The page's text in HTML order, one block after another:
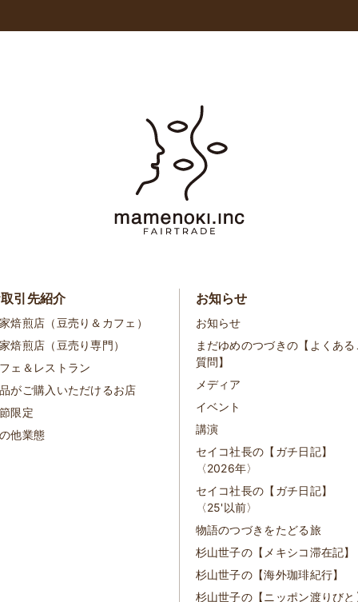
引先紹介
焙煎店（豆売り＆カフェ）
焙煎店（豆売り専門）
ェ＆レストラン
がご購入いただけるお店
限定
他業態
お知らせ
お知らせ
まだゆめのつづきの【よくある
質問】
メディア
イベント
講演
セイコ社長の【ガチ日記】
〈2026年〉
セイコ社長の【ガチ日記】
〈25'以前〉
物語のつづきをたどる旅
杉山世子の【メキシコ滞在記】
杉山世子の【海外珈琲紀行】
杉山世子の【ニッポン渡りびと